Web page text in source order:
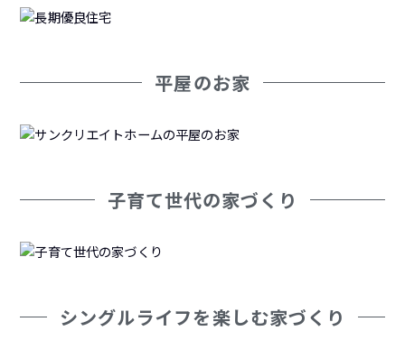
平屋のお家
子育て世代の家づくり
シングルライフを楽しむ家づくり